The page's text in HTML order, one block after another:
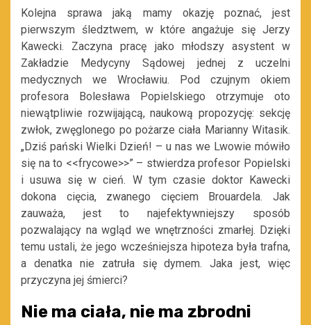
Kolejna sprawa jaką mamy okazję poznać, jest
pierwszym śledztwem, w które angażuje się Jerzy
Kawecki. Zaczyna pracę jako młodszy asystent w
Zakładzie Medycyny Sądowej jednej z uczelni
medycznych we Wrocławiu. Pod czujnym okiem
profesora Bolesława Popielskiego otrzymuje oto
niewątpliwie rozwijającą, naukową propozycję: sekcję
zwłok, zwęglonego po pożarze ciała Marianny Witasik.
„Dziś pański Wielki Dzień! – u nas we Lwowie mówiło
się na to <<frycowe>>” – stwierdza profesor Popielski
i usuwa się w cień. W tym czasie doktor Kawecki
dokona cięcia, zwanego cięciem Brouardela. Jak
zauważa, jest to najefektywniejszy sposób
pozwalający na wgląd we wnętrzności zmarłej. Dzięki
temu ustali, że jego wcześniejsza hipoteza była trafna,
a denatka nie zatruła się dymem. Jaka jest, więc
przyczyna jej śmierci?
Nie ma ciała, nie ma zbrodni